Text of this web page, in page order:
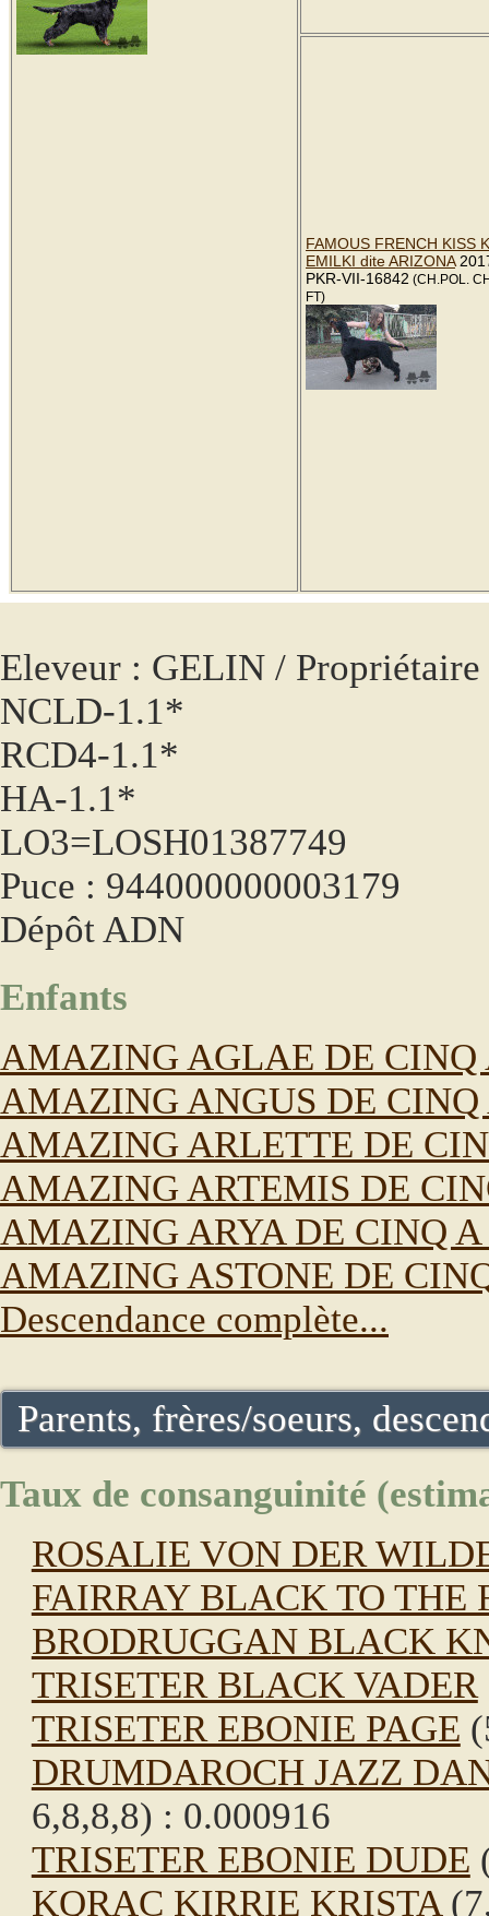
FAMOUS FRENCH KISS
EMILKI dite ARIZONA
PKR-VII-16842 (CH.POL.
FT)
Eleveur : GELIN /
NCLD-1.1*
RCD4-1.1*
HA-1.1*
LO3=LOSH01387749
Puce : 944000000003179
Dépôt ADN
Enfants
AMAZING AGLAE DE CINQ
AMAZING ANGUS DE CINQ
AMAZING ARLETTE DE
AMAZING ARTEMIS DE
AMAZING ARYA DE CINQ A
AMAZING ASTONE DE
Descendance complète...
Parents, frères/soeurs,
Taux de consanguinité
ROSALIE VON DER
FAIRRAY BLACK TO THE
BRODRUGGAN BLACK
TRISETER BLACK VADER
TRISETER EBONIE PAGE
DRUMDAROCH JAZZ
6,8,8,8) : 0.000916
TRISETER EBONIE DUDE
KQRAC KIRRIE KRISTA